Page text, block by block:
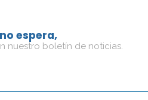
espera,
nuestro boletín de noticias.